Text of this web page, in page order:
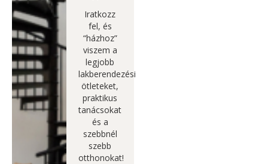
Iratkozz
fel, és
“házhoz”
viszem a
legjobb
lakberendezési
ötleteket,
praktikus
tanácsokat
és a
szebbnél
szebb
otthonokat!